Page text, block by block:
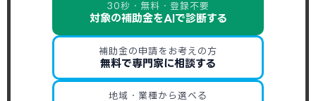
30秒・無料・登録不要
対象の補助金をAIで診断する
補助金の申請をお考えの方
無料で専門家に相談する
地域・業種から選べる